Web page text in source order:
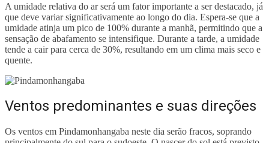
A umidade relativa do ar será um fator importante a ser destacado, já
que deve variar significativamente ao longo do dia. Espera-se que a
umidade atinja um pico de 100% durante a manhã, permitindo que a
sensação de abafamento se intensifique. Durante a tarde, a umidade
tende a cair para cerca de 30%, resultando em um clima mais seco e
quente.
Ventos predominantes e suas direções
Os ventos em Pindamonhangaba neste dia serão fracos, soprando